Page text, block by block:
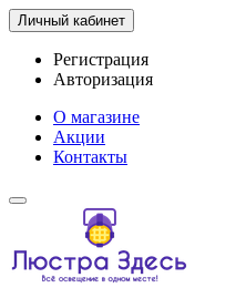
Личный кабинет
Регистрация
Авторизация
О магазине
Акции
Контакты